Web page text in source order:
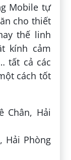
Mobile tự
cho thiết
thế linh
kính cảm
tất cả các
cách tốt
Chân, Hải
Hải Phòng